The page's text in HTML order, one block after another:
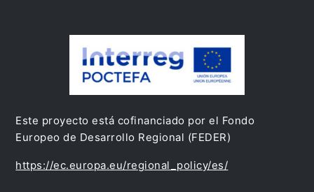
Este proyecto está cofinanciado por el Fondo
Europeo de Desarrollo Regional (FEDER)
https://ec.europa.eu/regional_policy/es/